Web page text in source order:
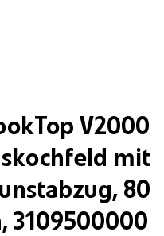
V2000
mit
80
3109500000